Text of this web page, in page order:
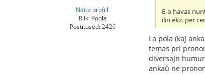
Näita profiili
Riik: Poola
Postitused: 2426
E-o havas
ilin ekz. per
La pola (kaj
temas pri
diversajn
ankaŭ ne